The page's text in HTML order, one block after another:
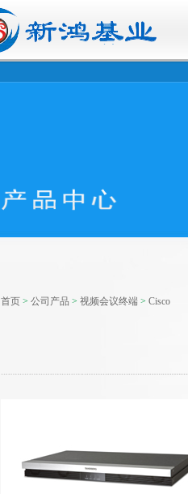
首页 > 公司产品 > 视频会议终端 > Cisco